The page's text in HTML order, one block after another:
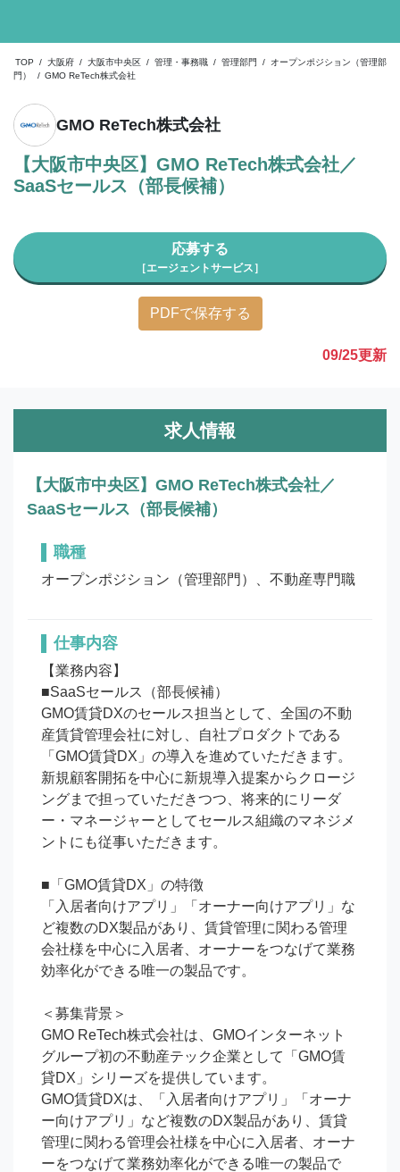
TOP / 大阪府 / 大阪市中央区 / 管理・事務職 / 管理部門 /
オープンポジション（管理部
門）
/ GMO ReTech株式会社
GMO ReTech株式会社
【大阪市中央区】GMO ReTech株式会社／
SaaSセールス（部長候補）
応募する
［エージェントサービス］
PDFで保存する
09/25更新
求人情報
【大阪市中央区】GMO ReTech株式会社／
SaaSセールス（部長候補）
職種
オープンポジション（管理部門）、不動産専門職
仕事内容
【業務内容】
■SaaSセールス（部長候補）
GMO賃貸DXのセールス担当として、全国の不動
産賃貸管理会社に対し、自社プロダクトである
「GMO賃貸DX」の導入を進めていただきます。
新規顧客開拓を中心に新規導入提案からクロージ
ングまで担っていただきつつ、将来的にリーダ
ー・マネージャーとしてセールス組織のマネジメ
ントにも従事いただきます。
■「GMO賃貸DX」の特徴
「入居者向けアプリ」「オーナー向けアプリ」な
ど複数のDX製品があり、賃貸管理に関わる管理
会社様を中心に入居者、オーナーをつなげて業務
効率化ができる唯一の製品です。
＜募集背景＞
GMO ReTech株式会社は、GMOインターネット
グループ初の不動産テック企業として「GMO賃
貸DX」シリーズを提供しています。
GMO賃貸DXは、「入居者向けアプリ」「オーナ
ー向けアプリ」など複数のDX製品があり、賃貸
管理に関わる管理会社様を中心に入居者、オーナ
ーをつなげて業務効率化ができる唯一の製品で